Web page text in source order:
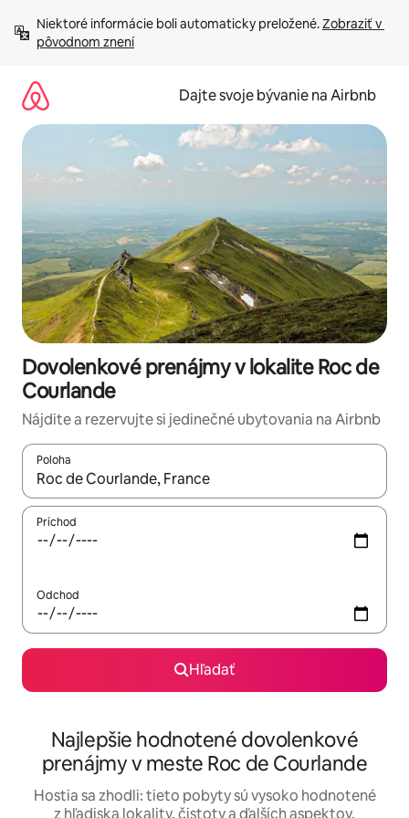
obsah.
Niektoré informácie boli automaticky preložené. Zobraziť v
pôvodnom znení
Dajte svoje bývanie na Airbnb
Dovolenkové prenájmy v lokalite Roc de
Courlande
Nájdite a rezervujte si jedinečné ubytovania na Airbnb
Poloha
Keď budú výsledky k dispozícii, môžete si ich prechádzať
Príchod
Odchod
Hľadať
Najlepšie hodnotené dovolenkové
prenájmy v meste Roc de Courlande
Hostia sa zhodli: tieto pobyty sú vysoko hodnotené
z hľadiska lokality, čistoty a ďalších aspektov.